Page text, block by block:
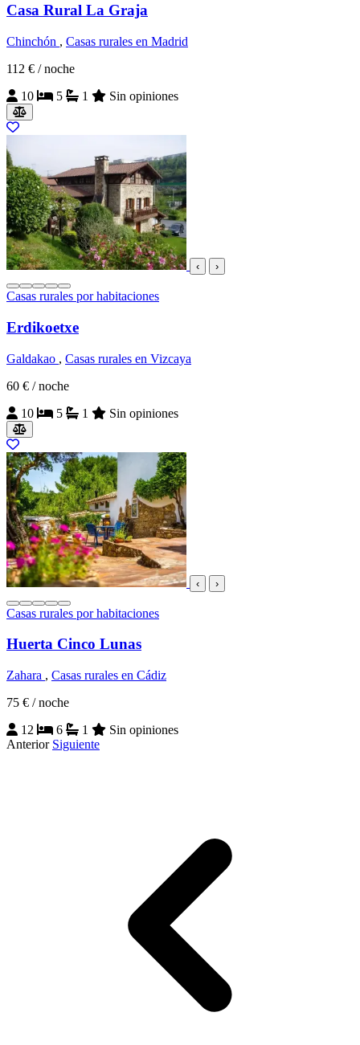
Casa Rural La Graja
Chinchón , Casas rurales en Madrid
112 € / noche
10
5 1 Sin opiniones
‹ ›
Casas rurales por habitaciones
Erdikoetxe
Galdakao , Casas rurales en Vizcaya
60 € / noche
10
5 1 Sin opiniones
‹ ›
Casas rurales por habitaciones
Huerta Cinco Lunas
Zahara , Casas rurales en Cádiz
75 € / noche
12
6 1
Sin opiniones
Anterior Siguiente